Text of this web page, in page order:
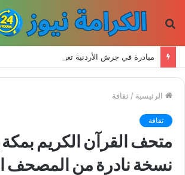
الرئيسية / ثقافة
ثقافة
متحف القرآن الكريم
نسخة نادرة من المصحف